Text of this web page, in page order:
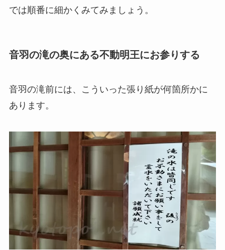
では順番に細かくみてみましょう。
音羽の滝の奥にある不動明王にお参りする
音羽の滝前には、こういった張り紙が何箇所かに
あります。